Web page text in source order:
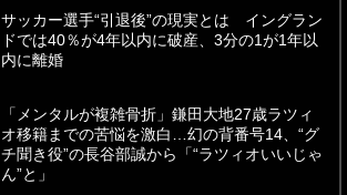
サッカー選手“引退後”の現実とは イングラン
ドでは40％が4年以内に破産、3分の1が1年以
内に離婚
「メンタルが複雑骨折」鎌田大地27歳ラツィ
オ移籍までの苦悩を激白…幻の背番号14、“グ
チ聞き役”の長谷部誠から「“ラツィオいいじゃ
ん”と」